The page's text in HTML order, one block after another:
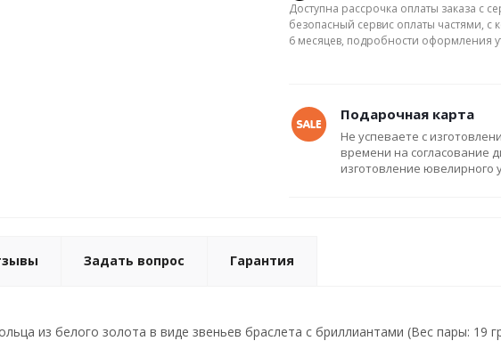
Доступна рассрочка оплаты заказа с
безопасный сервис оплаты частями, с
6 месяцев, подробности оформления
Подарочная карта
Не успеваете с
времени на согласование
изготовление ювелирного
Задать вопрос Гарантия
из белого золота в виде звеньев браслета с бриллиантами (Вес пары: 19